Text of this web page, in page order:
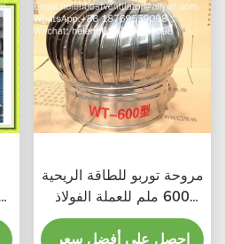
مروحة توربو للطاقة الريحية
600 ملم للعملة الفولاذ
المقاوم للصدأ
احصل على أفضل سعر